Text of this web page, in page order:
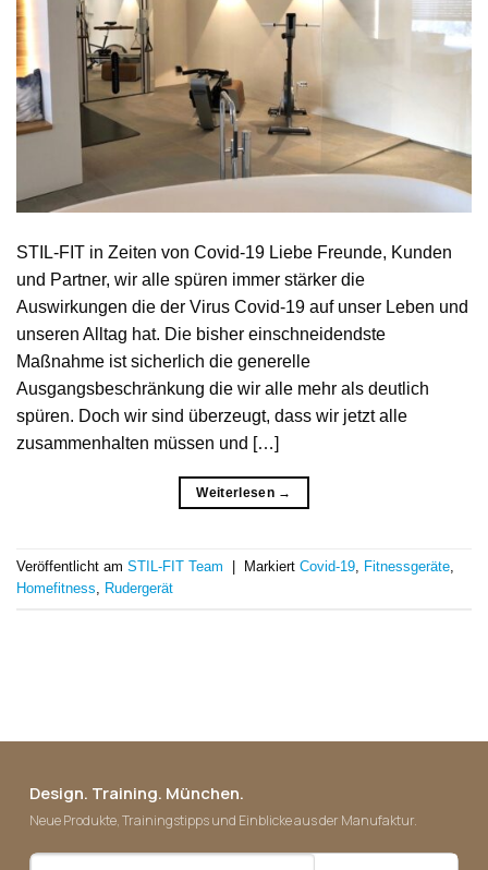
STIL-FIT in Zeiten von Covid-19 Liebe Freunde, Kunden
und Partner, wir alle spüren immer stärker die
Auswirkungen die der Virus Covid-19 auf unser Leben und
unseren Alltag hat. Die bisher einschneidendste
Maßnahme ist sicherlich die generelle
Ausgangsbeschränkung die wir alle mehr als deutlich
spüren. Doch wir sind überzeugt, dass wir jetzt alle
zusammenhalten müssen und […]
Weiterlesen →
Veröffentlicht am STIL-FIT Team Markiert Covid-19, Fitnessgeräte,
Homefitness, Rudergerät
Design. Training. München.
Neue Produkte, Trainingstipps und Einblicke aus der Manufaktur.